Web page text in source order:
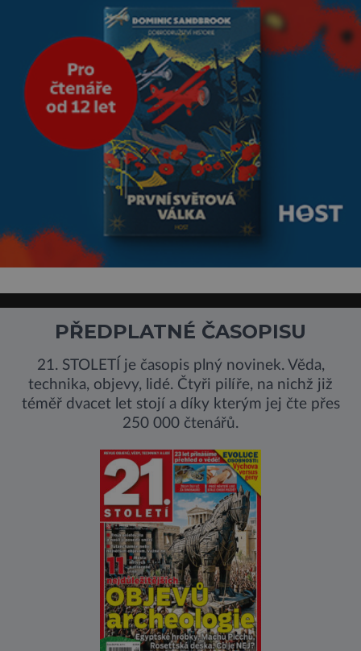
Sucho, prosolené písky a
extrémně
PŘEDPLATNÉ ČASOPISU
21. STOLETÍ je časopis plný novinek. Věda,
technika, objevy, lidé. Čtyři pilíře, na nichž již
téměř dvacet let stojí a díky kterým jej čte přes
250 000 čtenářů.